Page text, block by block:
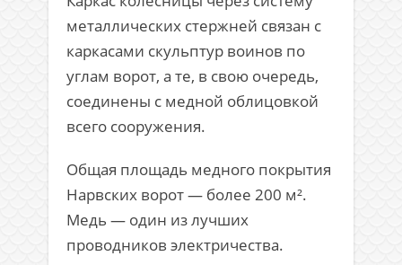
металлических стержней связан с
каркасами скульптур воинов по
углам ворот, а те, в свою очередь,
соединены с медной облицовкой
всего сооружения.
Общая площадь медного покрытия
Нарвских ворот — более 200 м².
Медь — один из лучших
проводников электричества.